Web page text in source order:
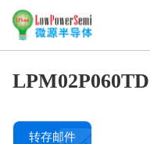
LPM02P060TD
转存邮件